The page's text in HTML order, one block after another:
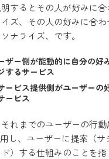
するとその人が好みに
ズ、その人の好みに合わ
ナライズ、です。
ザー側が能動的に自分の好
するサービス
ービス提供側がユーザーの
ービス
れまでのユーザーの行
し、ユーザーに提案（サ
）する仕組みのことを指